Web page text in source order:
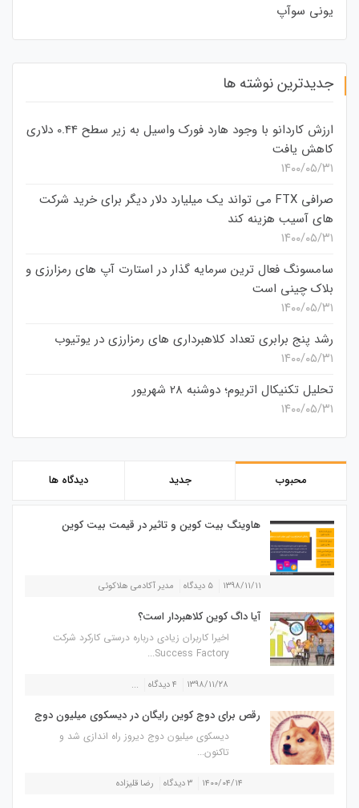
یونی سوآپ
جدیدترین نوشته ها
ارزش کاردانو با وجود هارد فورک واسیل به زیر سطح 0.44 دلاری
کاهش یافت
۱۴۰۰/۰۵/۳۱
صرافی FTX می تواند یک میلیارد دلار دیگر برای خرید شرکت
های آسیب هزینه کند
۱۴۰۰/۰۵/۳۱
سامسونگ فعال‌ ترین سرمایه‌ گذار در استارت‌ آپ‌ های رمزارزی و
بلاک چینی است
۱۴۰۰/۰۵/۳۱
رشد پنج برابری تعداد کلاهبرداری های رمزارزی در یوتیوب
۱۴۰۰/۰۵/۳۱
تحلیل تکنیکال اتریوم؛ دوشنبه 28 شهریور
۱۴۰۰/۰۵/۳۱
محبوب جدید دیدگاه ها
هاوینگ بیت کوین و تاثیر در قیمت بیت کوین
۱۳۹۸/۱۱/۱۱ ۵ دیدگاه مدیر آکادمی هلاکوئی
آیا داگ کوین کلاهبردار است؟
اخیرا کاربران زیادی درباره درستی کارکرد شرکت
Success Factory...
۱۳۹۸/۱۱/۲۸ ۴ دیدگاه ...
رقص برای دوج کوین رایگان در دیسکوی میلیون دوج
دیسکوی میلیون دوج دیروز راه اندازی شد و
تاکنون...
۱۴۰۰/۰۴/۱۴ ۳ دیدگاه رضا قلیزاده